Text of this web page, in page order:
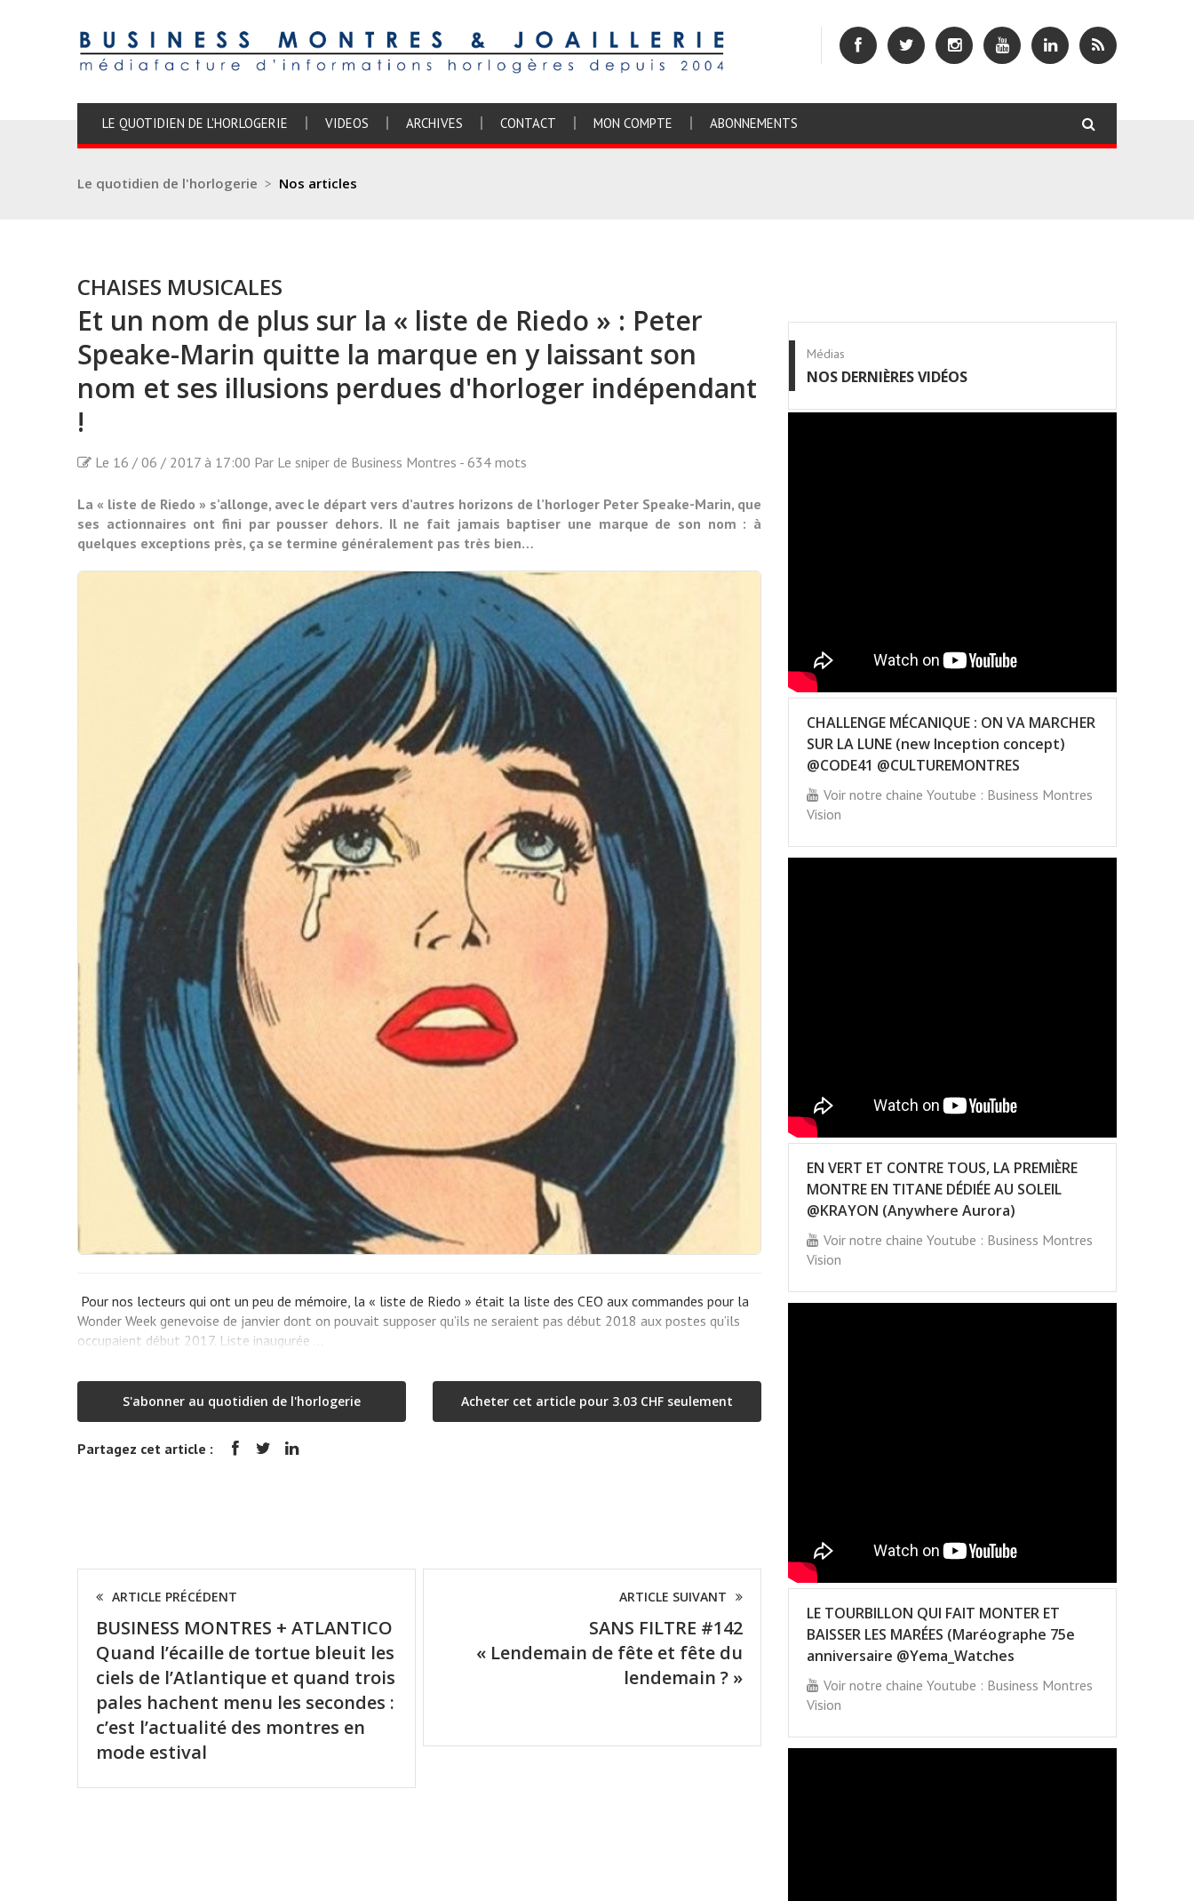
LE QUOTIDIEN DE L'HORLOGERIE VIDEOS ARCHIVES CONTACT MON COMPTE ABONNEMENTS
Le quotidien de l'horlogerie > Nos articles
CHAISES MUSICALES
Et un nom de plus sur la « liste de Riedo » : Peter
Speake-Marin quitte la marque en y laissant son
nom et ses illusions perdues d'horloger indépendant
!
Le 16 / 06 / 2017 à 17:00 Par Le sniper de Business Montres - 634 mots
La « liste de Riedo » s’allonge, avec le départ vers d’autres horizons de l’horloger Peter Speake-Marin, que
ses actionnaires ont fini par pousser dehors. Il ne fait jamais baptiser une marque de son nom : à
quelques exceptions près, ça se termine généralement pas très bien…
Pour nos lecteurs qui ont un peu de mémoire, la « liste de Riedo » était la liste des CEO aux commandes pour la
Wonder Week genevoise de janvier dont on pouvait supposer qu’ils ne seraient pas début 2018 aux postes qu’ils
occupaient début 2017. Liste inaugurée …
S'abonner au quotidien de l'horlogerie Acheter cet article pour 3.03 CHF seulement
Partagez cet article :
ARTICLE PRÉCÉDENT
BUSINESS MONTRES + ATLANTICO
Quand l’écaille de tortue bleuit les
ciels de l’Atlantique et quand trois
pales hachent menu les secondes :
c’est l’actualité des montres en
mode estival
ARTICLE SUIVANT
SANS FILTRE #142
« Lendemain de fête et fête du
lendemain ? »
Médias
NOS DERNIÈRES VIDÉOS
CHALLENGE MÉCANIQUE : ON VA MARCHER
SUR LA LUNE (new Inception concept)
@CODE41 @CULTUREMONTRES
Voir notre chaine Youtube : Business Montres
Vision
EN VERT ET CONTRE TOUS, LA PREMIÈRE
MONTRE EN TITANE DÉDIÉE AU SOLEIL
@KRAYON (Anywhere Aurora)
Voir notre chaine Youtube : Business Montres
Vision
LE TOURBILLON QUI FAIT MONTER ET
BAISSER LES MARÉES (Maréographe 75e
anniversaire @Yema_Watches
Voir notre chaine Youtube : Business Montres
Vision